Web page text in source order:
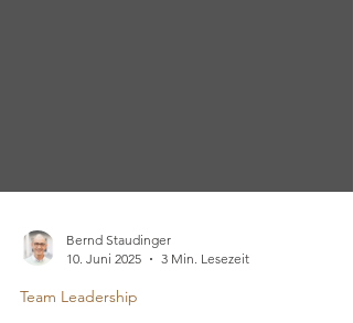
10. Juni 2025